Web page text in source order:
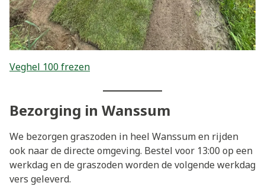
Veghel 100 frezen
Bezorging in Wanssum
We bezorgen graszoden in heel Wanssum en rijden
ook naar de directe omgeving. Bestel voor 13:00 op een
werkdag en de graszoden worden de volgende werkdag
vers geleverd.